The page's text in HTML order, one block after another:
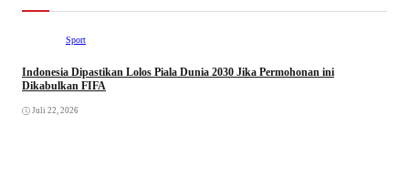
Sport
Indonesia Dipastikan Lolos Piala Dunia 2030 Jika Permohonan ini
Dikabulkan FIFA
Juli 22, 2026